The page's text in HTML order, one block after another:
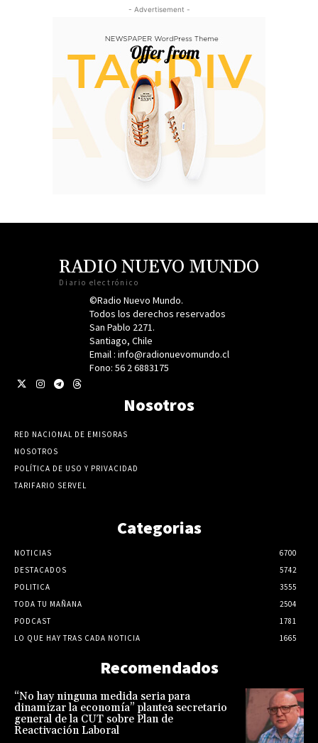
- Advertisement -
RADIO NUEVO MUNDO
Diario electrónico
©Radio Nuevo Mundo.
Todos los derechos reservados
San Pablo 2271.
Santiago, Chile
Email : info@radionuevomundo.cl
Fono: 56 2 6883175
Nosotros
RED NACIONAL DE EMISORAS
NOSOTROS
POLÍTICA DE USO Y PRIVACIDAD
TARIFARIO SERVEL
Categorias
NOTICIAS
6700
DESTACADOS
5742
POLITICA
3555
TODA TU MAÑANA
2504
PODCAST
1781
LO QUE HAY TRAS CADA NOTICIA
1665
Recomendados
“No hay ninguna medida seria para
dinamizar la economía” plantea secretario
general de la CUT sobre Plan de
Reactivación Laboral